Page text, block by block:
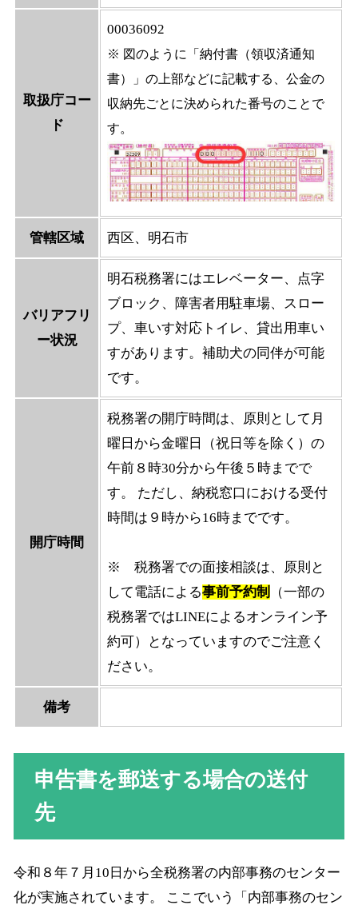
取扱庁コー
ド
00036092
※ 図のように「納付書（領収済通知
書）」の上部などに記載する、公金の
収納先ごとに決められた番号のことで
す。
管轄区域 西区、明石市
バリアフリ
ー状況
明石税務署にはエレベーター、点字
ブロック、障害者用駐車場、スロー
プ、車いす対応トイレ、貸出用車い
すがあります。補助犬の同伴が可能
です。
開庁時間
税務署の開庁時間は、原則として月
曜日から金曜日（祝日等を除く）の
午前８時30分から午後５時までで
す。 ただし、納税窓口における受付
時間は９時から16時までです。
※ 税務署での面接相談は、原則と
して電話による事前予約制
（一部の
税務署ではLINEによるオンライン予
約可）となっていますのでご注意く
ださい。
備考
申告書を郵送する場合の送付
先
令和８年７月10日から全税務署の内部事務のセンター
化が実施されています。 ここでいう「内部事務のセン